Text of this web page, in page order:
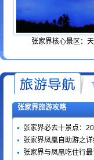
张家界核心景区：
张家界旅游攻略
张家界必去十景点：
张家界凤凰自助游之详
张家界与凤凰吃住行